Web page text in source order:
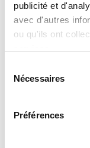
publicité et
avec d'autres
ou qu'ils ont
Nécessaires
Préférences